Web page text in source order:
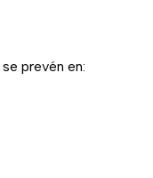
se prevén en: